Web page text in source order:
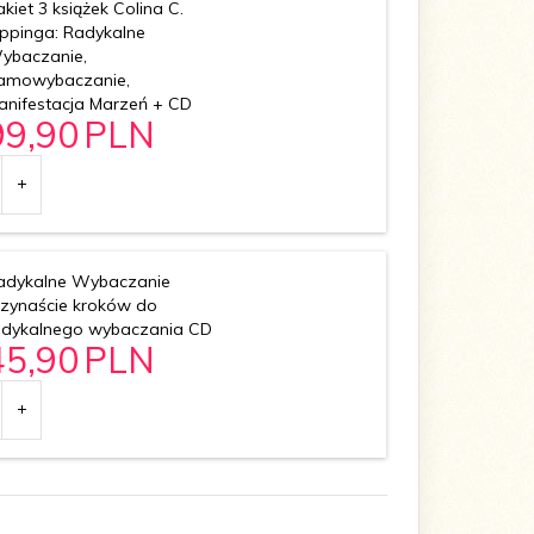
3 książek Colina C.
Radykalne
Marzeń + CD
90 PLN
Wybaczanie
kroków do
wybaczania CD
90 PLN